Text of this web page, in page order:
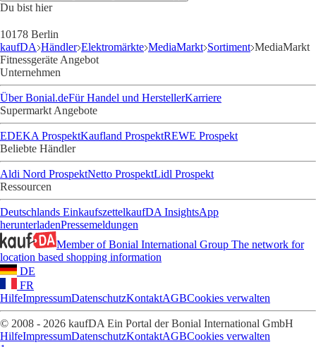
Du bist hier
10178 Berlin
kaufDA Händler Elektromärkte MediaMarkt Sortiment MediaMarkt
Fitnessgeräte Angebot
Unternehmen
Über Bonial.deFür Handel und HerstellerKarriere
Supermarkt Angebote
EDEKA ProspektKaufland ProspektREWE Prospekt
Beliebte Händler
Aldi Nord ProspektNetto ProspektLidl Prospekt
Ressourcen
Deutschlands EinkaufszettelkaufDA InsightsApp
herunterladenPressemeldungen
Member of Bonial International Group The network for
location based shopping information
DE
FR
HilfeImpressumDatenschutzKontaktAGBCookies verwalten
© 2008 - 2026 kaufDA Ein Portal der Bonial International GmbH
HilfeImpressumDatenschutzKontaktAGBCookies verwalten